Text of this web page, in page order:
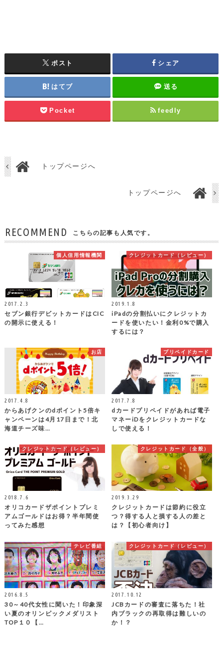
ポスト シェア
はてブ 送る
Pocket feedly
トップページへ
トップページへ
RECOMMEND こちらの記事も人気です。
個人信用情報機関
2017.2.3
セブン銀行デビットカードはCIC
の開示に使える！
クレジットカード（レビュー）
2019.1.8
iPadの分割払いにクレジットカ
ードを使いたい！金利0%で購入
するには？
お店
2017.4.8
からあげクンのdポイント5倍キ
ャンペーンは4月17日まで！北
海道チーズ味…
プリペイドカード
2017.7.8
dカードプリペイドがあれば電子
マネーiDをクレジットカードな
しで使える！
クレジットカード（レビュー）
2018.7.6
オリコカードザポイントプレミ
アムゴールドはお得？半年間使
ってみた感想
クレジットカード（全般）
2019.3.29
クレジットカードは節約に役立
つ？得する人と損する人の差と
は？【初心者向け】
テレビ番組
2016.8.5
30～40代女性に聞いた！印象深
い夏のオリンピックメダリスト
TOP１０【…
クレジットカード（レビュー）
2017.10.12
JCBカードの審査に落ちた！社
内ブラックの再取得は難しいの
か！？